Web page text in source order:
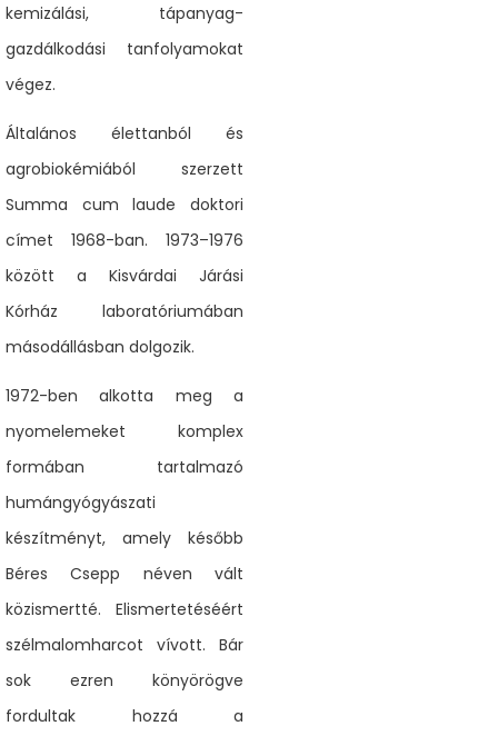
kemizálási, tápanyag-
gazdálkodási tanfolyamokat
végez.
Általános élettanból és
agrobiokémiából szerzett
Summa cum laude doktori
címet 1968-ban. 1973–1976
között a Kisvárdai Járási
Kórház laboratóriumában
másodállásban dolgozik.
1972-ben alkotta meg a
nyomelemeket komplex
formában tartalmazó
humángyógyászati
készítményt, amely később
Béres Csepp néven vált
közismertté. Elismertetéséért
szélmalomharcot vívott. Bár
sok ezren könyörögve
fordultak hozzá a